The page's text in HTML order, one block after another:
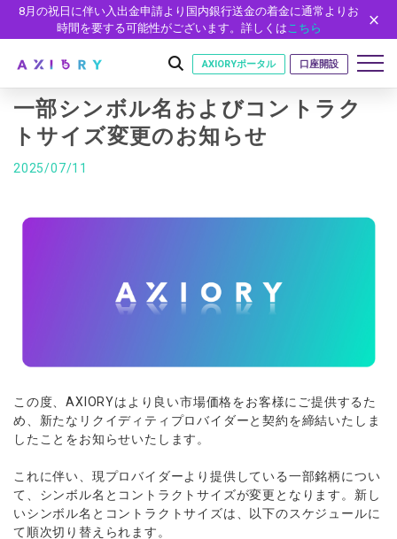
8月の祝日に伴い入出金申請より国内銀行送金の着金に通常よりお
時間を要する可能性がございます。詳しくはこちら
はじめに
ライセンス
株価指数CFD
エネルギーCFD
貴金属CFD
ソフトコモディティCFD
NEW
バトルCFD
ゼロカットとロスカット
スワップとロールオーバー
レバレッジ
NEW
約定率
取引時間
取引計算シミュレーター
注文執行ポリシー
経済指標・予測カレンダー
休眠口座と凍結口座
ウォレット口座
NEW
プラットフォーム
MT4
AXIORYアプリ
AXIORYポータル
EA(エキスパートアドバイザー)
日本時間表示インジケータ
ストライク インジケータ
通貨インデックス
イントロデュース・パートナープログラム（IP）
特別・VIPプログラム
NEW
ニュースリリース
お知らせ
マーケットニュース
キャンペーン
トレードガイド
NEW
企業情報
会社概要
お問合せ
よくあるご質問
日本語
عربى
Русский
口座開設する
デモ口座を開設する
AXIORYポータル 口座開設
一部シンボル名およびコントラク
トサイズ変更のお知らせ
2025/07/11
この度、AXIORYはより良い市場価格をお客様にご提供するた
め、新たなリクイディティプロバイダーと契約を締結いたしま
したことをお知らせいたします。
これに伴い、現プロバイダーより提供している一部銘柄につい
て、シンボル名とコントラクトサイズが変更となります。新し
いシンボル名とコントラクトサイズは、以下のスケジュールに
て順次切り替えられます。